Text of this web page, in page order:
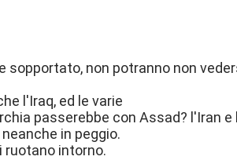
sopportato, non potranno non
l'Iraq, ed le varie
passerebbe con Assad? l'Iran e
in peggio.
ruotano intorno.